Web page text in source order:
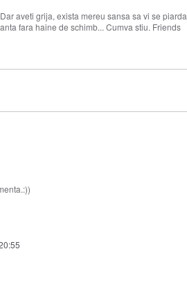
aveti grija, exista mereu sansa sa vi se piarda
fara haine de schimb... Cumva stiu. Friends